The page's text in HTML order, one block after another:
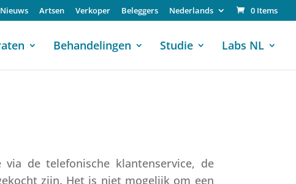
Nieuws Artsen Verkoper Beleggers Nederlands 0 Items
Behandelingen Studie Labs NL
de telefonische klantenservice, de
zijn. Het is niet mogelijk om een